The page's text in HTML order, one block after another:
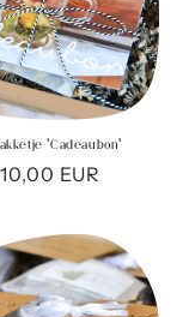
'Cadeaubon'
EUR